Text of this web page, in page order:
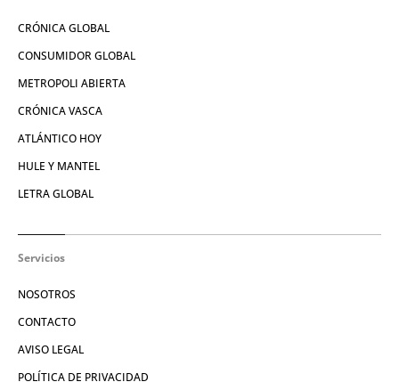
CRÓNICA GLOBAL
CONSUMIDOR GLOBAL
METROPOLI ABIERTA
CRÓNICA VASCA
ATLÁNTICO HOY
HULE Y MANTEL
LETRA GLOBAL
Servicios
NOSOTROS
CONTACTO
AVISO LEGAL
POLÍTICA DE PRIVACIDAD